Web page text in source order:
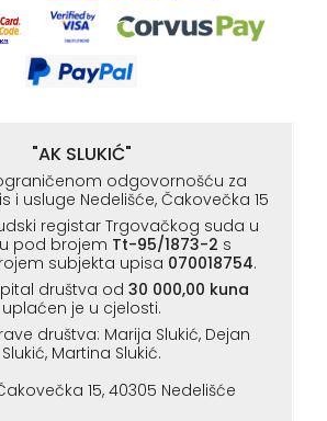
"AK SLUKIĆ"
odgovornošću za
i usluge Nedelišće, Čakovečka 15
registar Trgovačkog suda u
pod brojem Tt-95/1873-2 s
subjekta upisa 070018754.
društva od 30 000,00 kuna
uplaćen je u cjelosti.
društva: Marija Slukić, Dejan
Slukić, Martina Slukić.
15, 40305 Nedelišće